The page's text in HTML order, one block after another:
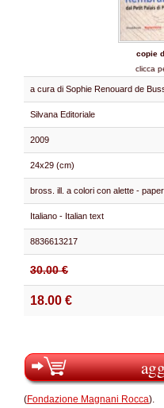
copie
clicca
a cura di Sophie Renouard de
Silvana Editoriale
2009
24x29 (cm)
bross. ill. a colori con alette -
Italiano - Italian text
8836613217
30.00 €
18.00 €
(Fondazione Magnani Rocca).